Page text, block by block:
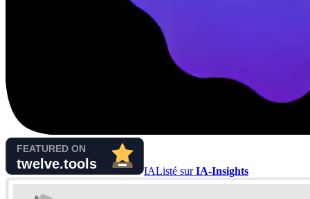
IAListé surIA-Insights